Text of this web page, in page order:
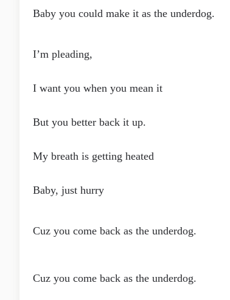
Baby you could make it as the underdog.
I’m pleading,
I want you when you mean it
But you better back it up.
My breath is getting heated
Baby, just hurry
Cuz you come back as the underdog.
Cuz you come back as the underdog.